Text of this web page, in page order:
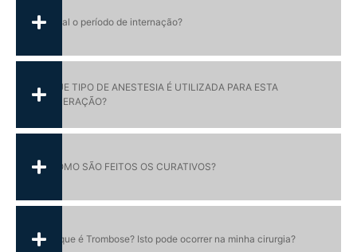
Qual o período de internação?
QUE TIPO DE ANESTESIA É UTILIZADA PARA ESTA
OPERAÇÃO?
COMO SÃO FEITOS OS CURATIVOS?
O que é Trombose? Isto pode ocorrer na minha cirurgia?